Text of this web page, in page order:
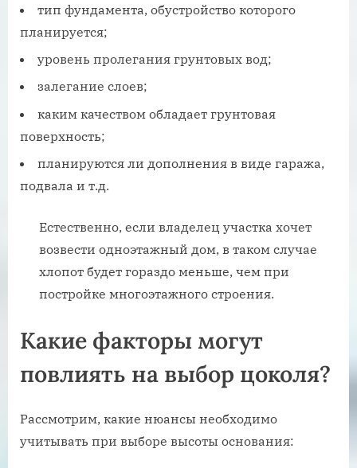
тип фундамента, обустройство которого
планируется;
уровень пролегания грунтовых вод;
залегание слоев;
каким качеством обладает грунтовая
поверхность;
планируются ли дополнения в виде гаража,
подвала и т.д.
Естественно, если владелец участка хочет
возвести одноэтажный дом, в таком случае
хлопот будет гораздо меньше, чем при
постройке многоэтажного строения.
Какие факторы могут
повлиять на выбор цоколя?
Рассмотрим, какие нюансы необходимо
учитывать при выборе высоты основания: